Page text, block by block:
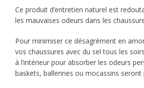
Ce produit d’entretien naturel est
les mauvaises odeurs dans les
Pour minimiser ce désagrément en
vos chaussures avec du sel tous les
à l’intérieur pour absorber les odeurs
baskets, ballerines ou mocassins seront